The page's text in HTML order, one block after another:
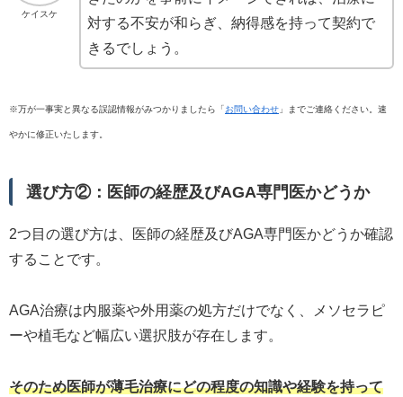
ケイスケ
対する不安が和らぎ、納得感を持って契約で
きるでしょう。
※万が一事実と異なる誤認情報がみつかりましたら「お問い合わせ 」までご連絡ください。速
やかに修正いたします。
選び方②：医師の経歴及びAGA専門医かどうか
2つ目の選び方は、医師の経歴及びAGA専門医かどうか確認
することです。
AGA治療は内服薬や外用薬の処方だけでなく、メソセラピ
ーや植毛など幅広い選択肢が存在します。
そのため医師が薄毛治療にどの程度の知識や経験を持って